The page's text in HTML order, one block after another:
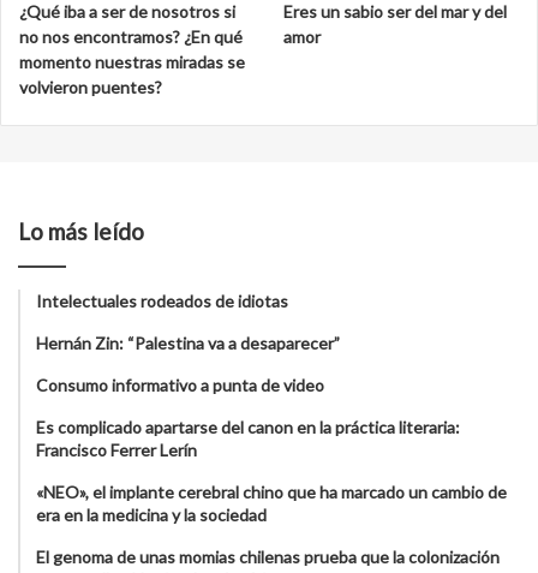
¿Qué iba a ser de nosotros si
no nos encontramos? ¿En qué
momento nuestras miradas se
volvieron puentes?
Eres un sabio ser del mar y del
amor
Lo más leído
Intelectuales rodeados de idiotas
Hernán Zin: “Palestina va a desaparecer”
Consumo informativo a punta de video
Es complicado apartarse del canon en la práctica literaria:
Francisco Ferrer Lerín
«NEO», el implante cerebral chino que ha marcado un cambio de
era en la medicina y la sociedad
El genoma de unas momias chilenas prueba que la colonización